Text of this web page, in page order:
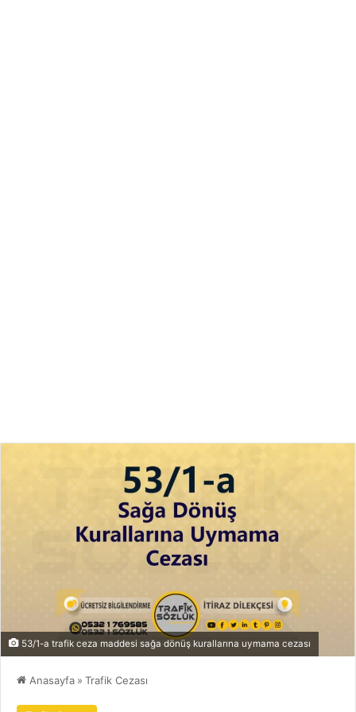
53/1-a trafik ceza maddesi sağa dönüş kurallarına uymama cezası
Anasayfa » Trafik Cezası